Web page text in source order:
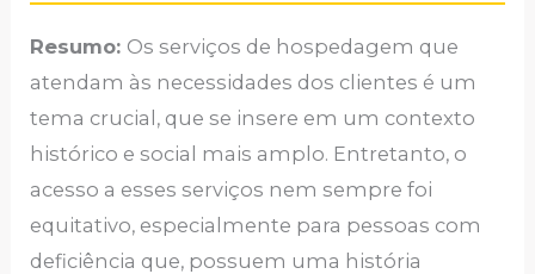
Resumo: Os serviços de hospedagem que
atendam às necessidades dos clientes é um
tema crucial, que se insere em um contexto
histórico e social mais amplo. Entretanto, o
acesso a esses serviços nem sempre foi
equitativo, especialmente para pessoas com
deficiência que, possuem uma história